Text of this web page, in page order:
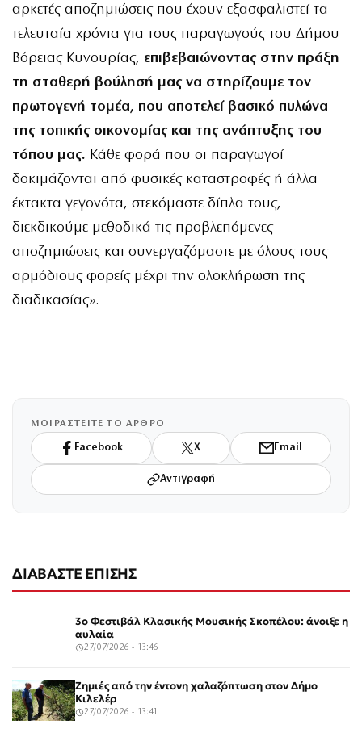
αρκετές αποζημιώσεις που έχουν εξασφαλιστεί τα
τελευταία χρόνια για τους παραγωγούς του Δήμου
Βόρειας Κυνουρίας, επιβεβαιώνοντας στην πράξη
τη σταθερή βούλησή μας να στηρίζουμε τον
πρωτογενή τομέα, που αποτελεί βασικό πυλώνα
της τοπικής οικονομίας και της ανάπτυξης του
τόπου μας. Κάθε φορά που οι παραγωγοί
δοκιμάζονται από φυσικές καταστροφές ή άλλα
έκτακτα γεγονότα, στεκόμαστε δίπλα τους,
διεκδικούμε μεθοδικά τις προβλεπόμενες
αποζημιώσεις και συνεργαζόμαστε με όλους τους
αρμόδιους φορείς μέχρι την ολοκλήρωση της
διαδικασίας».
ΜΟΙΡΑΣΤΕΙΤΕ ΤΟ ΑΡΘΡΟ
Facebook X Email
Αντιγραφή
ΔΙΑΒΑΣΤΕ ΕΠΙΣΗΣ
3ο Φεστιβάλ Κλασικής Μουσικής Σκοπέλου: άνοιξε η
αυλαία
27/07/2026 - 13:46
Ζημιές από την έντονη χαλαζόπτωση στον Δήμο
Κιλελέρ
27/07/2026 - 13:41